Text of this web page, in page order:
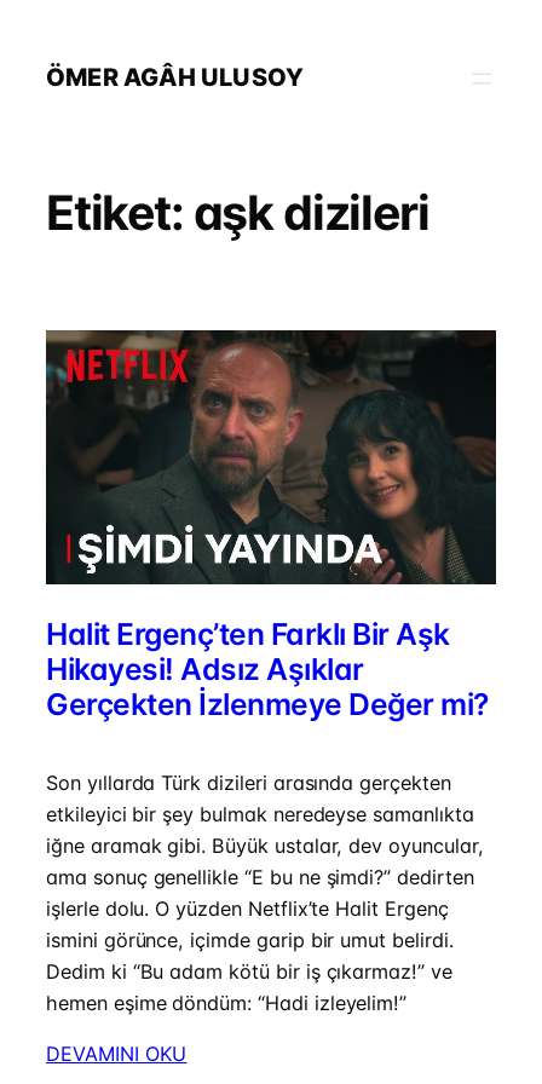
ÖMER AGÂH ULUSOY
Etiket: aşk dizileri
Halit Ergenç’ten Farklı Bir Aşk
Hikayesi! Adsız Aşıklar
Gerçekten İzlenmeye Değer mi?
Son yıllarda Türk dizileri arasında gerçekten
etkileyici bir şey bulmak neredeyse samanlıkta
iğne aramak gibi. Büyük ustalar, dev oyuncular,
ama sonuç genellikle “E bu ne şimdi?” dedirten
işlerle dolu. O yüzden Netflix’te Halit Ergenç
ismini görünce, içimde garip bir umut belirdi.
Dedim ki “Bu adam kötü bir iş çıkarmaz!” ve
hemen eşime döndüm: “Hadi izleyelim!”
DEVAMINI OKU